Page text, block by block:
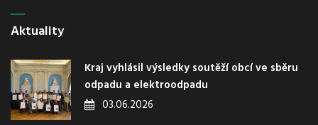
Aktuality
Kraj vyhlásil výsledky soutěží obcí ve sběru
odpadu a elektroodpadu
03.06.2026